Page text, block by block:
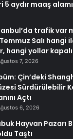
5 aydır maaş
trafik var
Temmuz Salı
hangi yollar
7, 2026
Çin’deki
Sürdürülebilir
Açtı
6, 2026
Hayvan Pazarı
Taştı